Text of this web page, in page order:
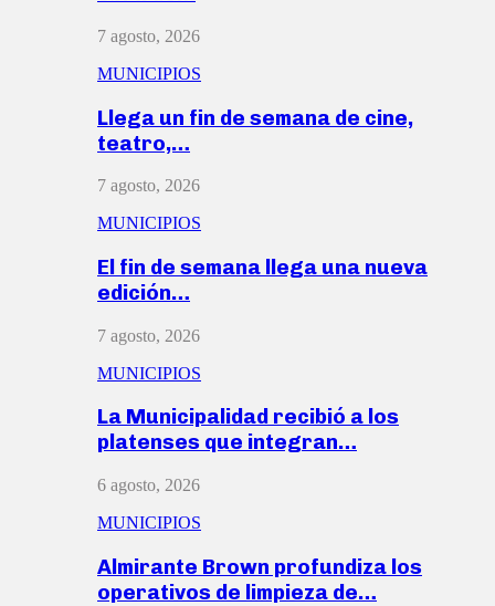
7 agosto, 2026
MUNICIPIOS
Llega un fin de semana de cine,
teatro,…
7 agosto, 2026
MUNICIPIOS
El fin de semana llega una nueva
edición…
7 agosto, 2026
MUNICIPIOS
La Municipalidad recibió a los
platenses que integran…
6 agosto, 2026
MUNICIPIOS
Almirante Brown profundiza los
operativos de limpieza de…